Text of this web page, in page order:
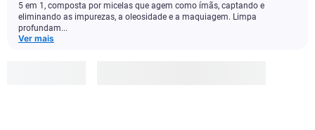
5 em 1, composta por micelas que agem como ímãs, captando e
eliminando as impurezas, a oleosidade e a maquiagem. Limpa
profundam...
Ver mais